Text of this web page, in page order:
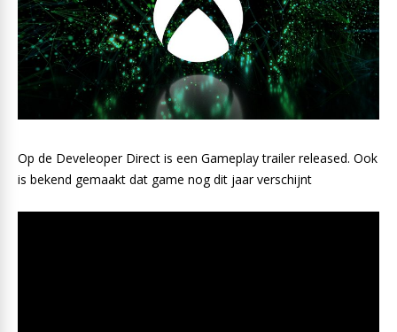
Op de Develeoper Direct is een Gameplay trailer released. Ook
is bekend gemaakt dat game nog dit jaar verschijnt